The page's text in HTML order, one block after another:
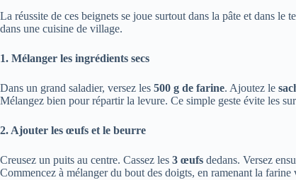
La réussite de ces beignets se joue surtout dans la pâte et dans
dans une cuisine de village.
1. Mélanger les ingrédients secs
Dans un grand saladier, versez les 500 g de farine. Ajoutez le
Mélangez bien pour répartir la levure. Ce simple geste évite les
2. Ajouter les œufs et le beurre
Creusez un puits au centre. Cassez les 3 œufs dedans. Versez
Commencez à mélanger du bout des doigts, en ramenant la farine